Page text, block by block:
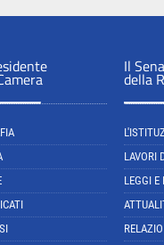
Il
della
LAVORI
LEGGI E